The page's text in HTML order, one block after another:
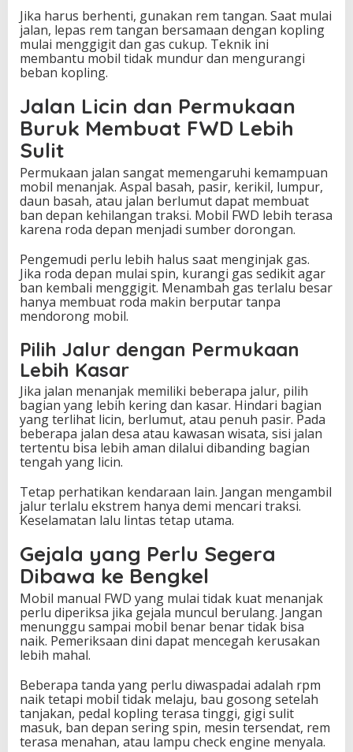
Jika harus berhenti, gunakan rem tangan. Saat mulai
jalan, lepas rem tangan bersamaan dengan kopling
mulai menggigit dan gas cukup. Teknik ini
membantu mobil tidak mundur dan mengurangi
beban kopling.
Jalan Licin dan Permukaan
Buruk Membuat FWD Lebih
Sulit
Permukaan jalan sangat memengaruhi kemampuan
mobil menanjak. Aspal basah, pasir, kerikil, lumpur,
daun basah, atau jalan berlumut dapat membuat
ban depan kehilangan traksi. Mobil FWD lebih terasa
karena roda depan menjadi sumber dorongan.
Pengemudi perlu lebih halus saat menginjak gas.
Jika roda depan mulai spin, kurangi gas sedikit agar
ban kembali menggigit. Menambah gas terlalu besar
hanya membuat roda makin berputar tanpa
mendorong mobil.
Pilih Jalur dengan Permukaan
Lebih Kasar
Jika jalan menanjak memiliki beberapa jalur, pilih
bagian yang lebih kering dan kasar. Hindari bagian
yang terlihat licin, berlumut, atau penuh pasir. Pada
beberapa jalan desa atau kawasan wisata, sisi jalan
tertentu bisa lebih aman dilalui dibanding bagian
tengah yang licin.
Tetap perhatikan kendaraan lain. Jangan mengambil
jalur terlalu ekstrem hanya demi mencari traksi.
Keselamatan lalu lintas tetap utama.
Gejala yang Perlu Segera
Dibawa ke Bengkel
Mobil manual FWD yang mulai tidak kuat menanjak
perlu diperiksa jika gejala muncul berulang. Jangan
menunggu sampai mobil benar benar tidak bisa
naik. Pemeriksaan dini dapat mencegah kerusakan
lebih mahal.
Beberapa tanda yang perlu diwaspadai adalah rpm
naik tetapi mobil tidak melaju, bau gosong setelah
tanjakan, pedal kopling terasa tinggi, gigi sulit
masuk, ban depan sering spin, mesin tersendat, rem
terasa menahan, atau lampu check engine menyala.